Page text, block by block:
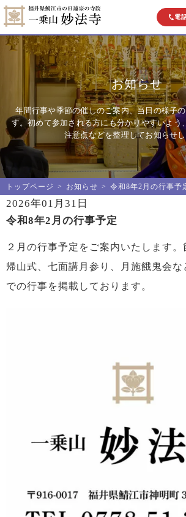
電
お知らせ
年間行事や季節の催しのご案内、当日の様子
す。初めて参加される方にも分かりやすいよう
注意点などを整理してお知らせし
トップページ お知らせ 令和8年2月の行事予
2026年01月31日
令和8年2月の行事予定
２月の行事予定をご案内いたします
帰山式、七面講月参り、月施餓鬼会な
での行事を掲載しております。